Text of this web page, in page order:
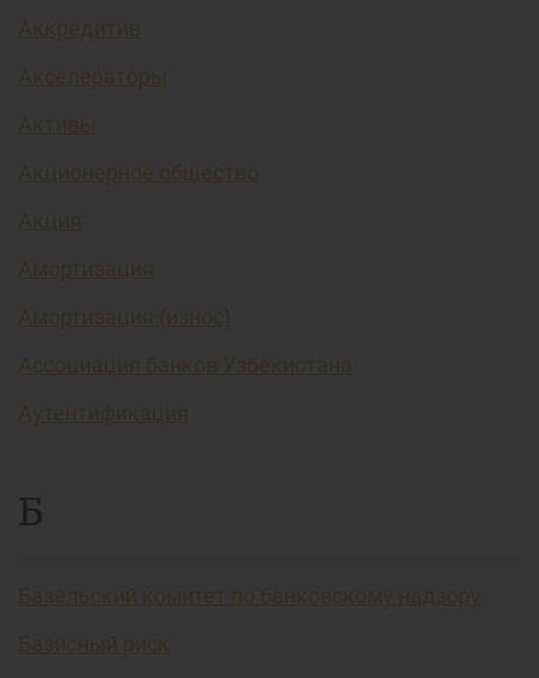
Аккредитив
Акселераторы
Активы
Акционерное общество
Акция
Амортизация
Амортизация (износ)
Ассоциация банков Узбекистана
Аутентификация
Б
Базельский комитет по банковскому надзору
Базисный риск